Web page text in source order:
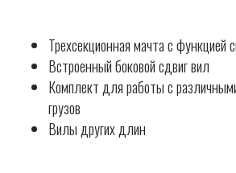
Трехсекционная мачта с функцией
Встроенный боковой сдвиг вил
Комплект для работы с
грузов
Вилы других длин